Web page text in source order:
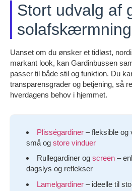
Stort udvalg af
solafskærmning
Uanset om du ønsker et tidløst,
markant look, kan Gardinbussen
passer til både stil og funktion. Du
transparensgrader og betjening, så
hverdagens behov i hjemmet.
Plisségardiner – fleksible og
små og store vinduer
Rullegardiner og screen –
dagslys og reflekser
Lamelgardiner – ideelle til